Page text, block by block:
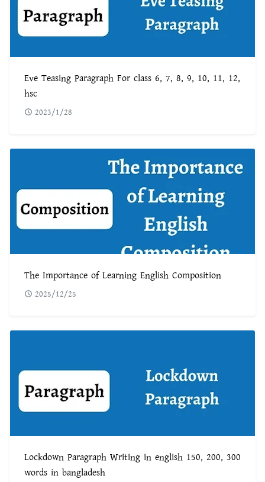
Eve Teasing Paragraph For class 6, 7, 8, 9, 10, 11, 12,
hsc
2023/1/28
The Importance of Learning English Composition
2025/12/25
Lockdown Paragraph Writing in english 150, 200, 300
words in bangladesh